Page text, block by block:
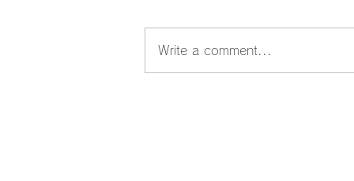
Write a comment...